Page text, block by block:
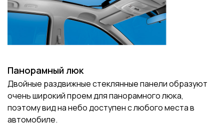
Панорамный люк
Двойные раздвижные стеклянные панели образуют
очень широкий проем для панорамного люка,
поэтому вид на небо доступен с любого места в
автомобиле.